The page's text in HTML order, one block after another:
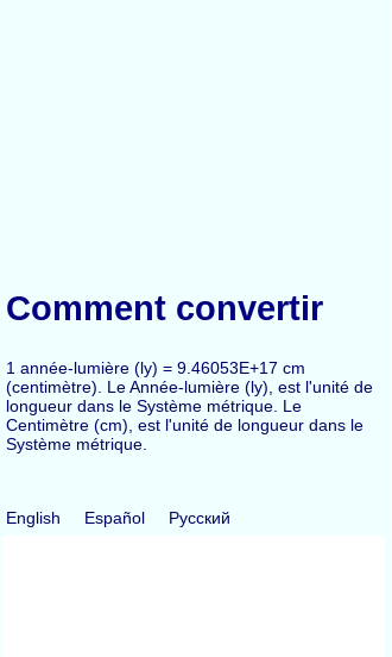
Comment convertir
1 année-lumière (ly) = 9.46053E+17 cm
(centimètre). Le Année-lumière (ly), est l'unité de
longueur dans le Système métrique. Le
Centimètre (cm), est l'unité de longueur dans le
Système métrique.
English Español Русский